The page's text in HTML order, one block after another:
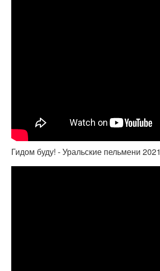
Гидом буду! - Уральские пельмени 2021